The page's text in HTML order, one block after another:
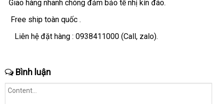
cầu
Giao hàng nhanh chóng đảm bảo tế nhị kín đáo.
Free ship toàn quốc .
Liên hệ đặt hàng : 0938411000 (Callnhập
, zalo).
Bình luận